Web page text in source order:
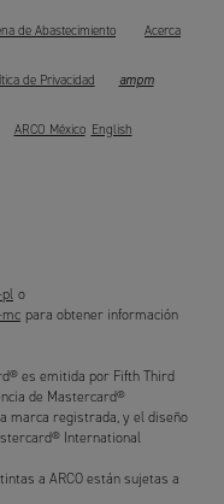
de Abastecimiento Acerca
de Privacidad ampm
ARCO México English
o
para obtener información
es emitida por Fifth Third
de Mastercard®
marca registrada, y el diseño
International
a ARCO están sujetas a